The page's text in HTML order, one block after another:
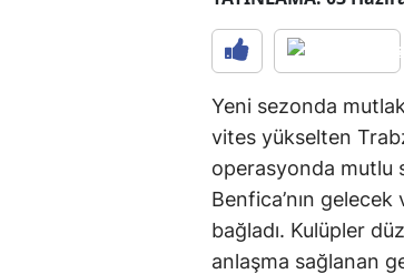
Yeni sezonda
vites yükselten
operasyonda mutlu
Benfica’nın
bağladı. Kulüpler
anlaşma sağlanan